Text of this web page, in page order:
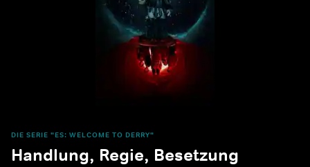
DIE SERIE "ES: WELCOME TO DERRY"
Handlung, Regie, Besetzung